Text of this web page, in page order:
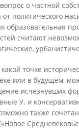
о частной
политического
образовательная
считают
какой точке
или в будущем,
исчезнувших
У. и
также